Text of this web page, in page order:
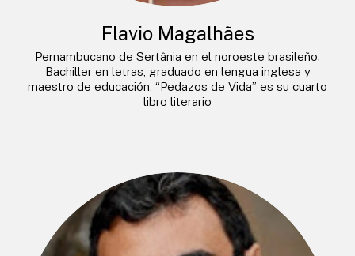
Flavio Magalhães
Pernambucano de Sertânia en el noroeste brasileño.
Bachiller en letras, graduado en lengua inglesa y
maestro de educación, “Pedazos de Vida” es su cuarto
libro literario